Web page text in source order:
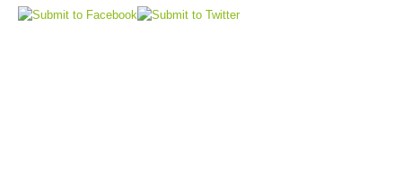
Mountain Rescue Stations